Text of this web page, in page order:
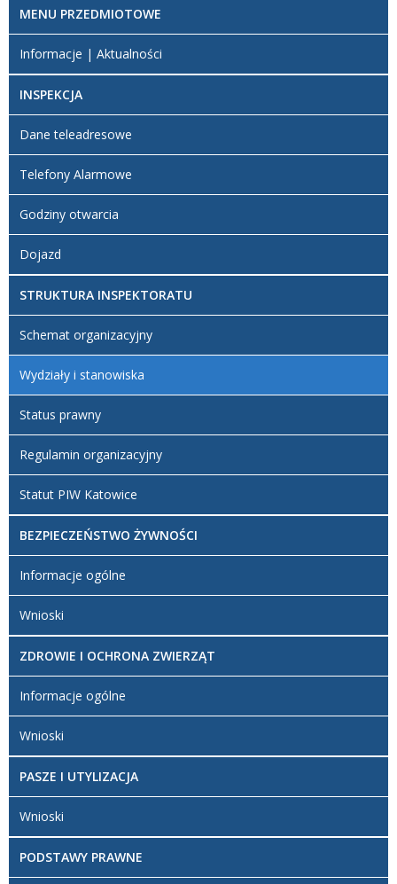
MENU PRZEDMIOTOWE
Informacje | Aktualności
INSPEKCJA
Dane teleadresowe
Telefony Alarmowe
Godziny otwarcia
Dojazd
STRUKTURA INSPEKTORATU
Schemat organizacyjny
Wydziały i stanowiska
Status prawny
Regulamin organizacyjny
Statut PIW Katowice
BEZPIECZEŃSTWO ŻYWNOŚCI
Informacje ogólne
Wnioski
ZDROWIE I OCHRONA ZWIERZĄT
Informacje ogólne
Wnioski
PASZE I UTYLIZACJA
Wnioski
PODSTAWY PRAWNE